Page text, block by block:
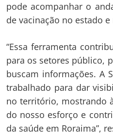
pode acompanhar o
de vacinação no estado
“Essa ferramenta
para os setores público,
buscam informações. A
trabalhado para dar
no território, mostrando
do nosso esforço e
da saúde em Roraima”,